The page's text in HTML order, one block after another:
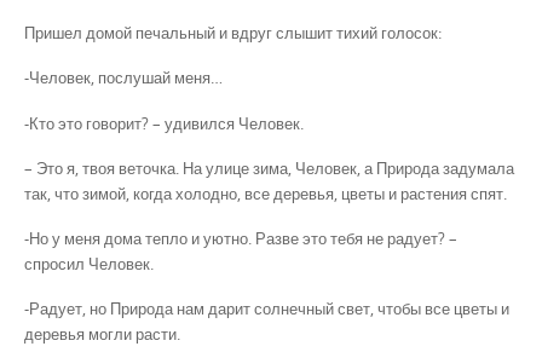
Пришел домой печальный и вдруг слышит тихий голосок:
-Человек, послушай меня…
-Кто это говорит? – удивился Человек.
– Это я, твоя веточка. На улице зима, Человек, а Природа задумала
так, что зимой, когда холодно, все деревья, цветы и растения спят.
-Но у меня дома тепло и уютно. Разве это тебя не радует? –
спросил Человек.
-Радует, но Природа нам дарит солнечный свет, чтобы все цветы и
деревья могли расти.